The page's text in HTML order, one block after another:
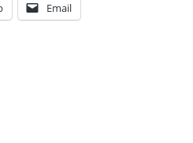
Email